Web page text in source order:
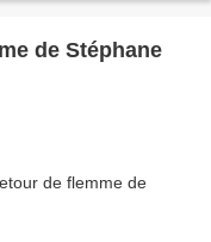
de Stéphane